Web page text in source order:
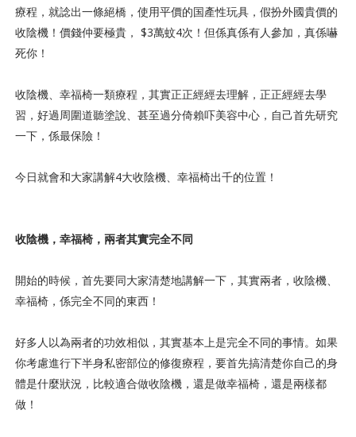
療程，就諗出一條絕橋，使用平價的国產性玩具，假扮外國貴價的
收陰機！價錢仲要極貴， $3萬蚊4次！但係真係有人參加，真係嚇
死你！
收陰機、幸福椅一類療程，其實正正經經去理解，正正經經去學
習，好過周圍道聽塗說、甚至過分倚賴吓美容中心，自己首先研究
一下，係最保險！
今日就會和大家講解4大收陰機、幸福椅出千的位置！
收陰機，幸福椅，兩者其實完全不同
開始的時候，首先要同大家清楚地講解一下，其實兩者，收陰機、
幸福椅，係完全不同的東西！
好多人以為兩者的功效相似，其實基本上是完全不同的事情。如果
你考慮進行下半身私密部位的修復療程，要首先搞清楚你自己的身
體是什麼狀況，比較適合做收陰機，還是做幸福椅，還是兩樣都
做！